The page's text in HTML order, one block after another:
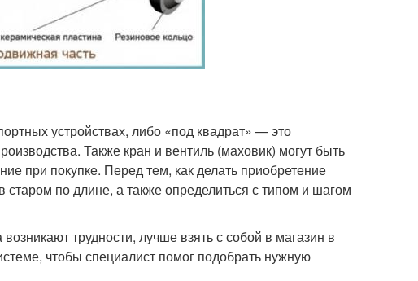
устройствах, либо «под квадрат» — это
Также кран и вентиль (маховик) могут быть
при покупке. Перед тем, как делать приобретение
старом по длине, а также определиться с типом и шагом
трудности, лучше взять с собой в магазин в
чтобы специалист помог подобрать нужную